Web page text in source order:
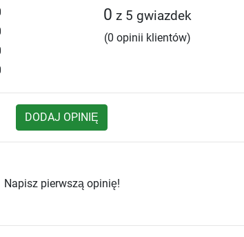
0 z 5 gwiazdek
(0 opinii klientów)
DODAJ OPINIĘ
Napisz pierwszą opinię!